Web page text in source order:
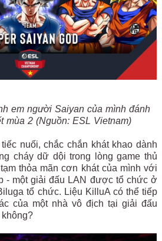
em người Saiyan của mình đánh
mùa 2 (Nguồn: ESL Vietnam)
nuối, chắc chắn khát khao dành
cháy dữ dội trong lòng game thủ
thỏa mãn cơn khát của mình với
- một giải đấu LAN được tổ chức ở
tổ chức. Liệu KilluA có thể tiếp
của một nhà vô địch tại giải đấu